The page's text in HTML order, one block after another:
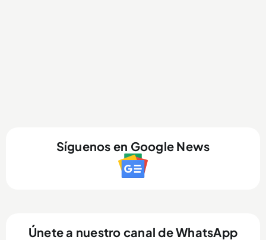
Síguenos en Google News
Únete a nuestro canal de WhatsApp